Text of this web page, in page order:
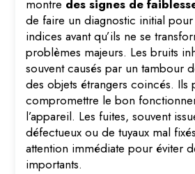
montre des signes de
de faire un diagnostic initial
indices avant qu’ils ne se
problèmes majeurs. Les bruits
souvent causés par un tambour
des objets étrangers coincés. Ils
compromettre le bon
l’appareil. Les fuites, souvent
défectueux ou de tuyaux mal
attention immédiate pour éviter
importants.